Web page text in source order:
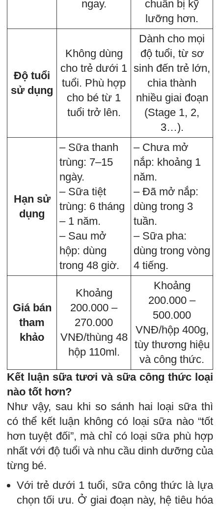
ngay.
chuẩn bị kỹ
lưỡng hơn.
Độ tuổi
sử dụng
Không dùng
cho trẻ dưới 1
tuổi. Phù hợp
cho bé từ 1
tuổi trở lên.
Dành cho mọi
độ tuổi, từ sơ
sinh đến trẻ lớn,
chia thành
nhiều giai đoạn
(Stage 1, 2,
3…).
Hạn sử
dụng
– Sữa thanh
trùng: 7–15
ngày.
– Sữa tiệt
trùng: 6 tháng
– 1 năm.
– Sau mở
hộp: dùng
trong 48 giờ.
– Chưa mở
nắp: khoảng 1
năm.
– Đã mở nắp:
dùng trong 3
tuần.
– Sữa pha:
dùng trong vòng
4 tiếng.
Giá bán
tham
khảo
Khoảng
200.000 –
270.000
VNĐ/thùng 48
hộp 110ml.
Khoảng
200.000 –
500.000
VNĐ/hộp 400g,
tùy thương hiệu
và công thức.
Kết luận sữa tươi và sữa công thức loại
nào tốt hơn?
Như vậy, sau khi so sánh hai loại sữa thì
có thể kết luận không có loại sữa nào “tốt
hơn tuyệt đối”, mà chỉ có loại sữa phù hợp
nhất với độ tuổi và nhu cầu dinh dưỡng của
từng bé.
Với trẻ dưới 1 tuổi, sữa công thức là lựa
chọn tối ưu. Ở giai đoạn này, hệ tiêu hóa